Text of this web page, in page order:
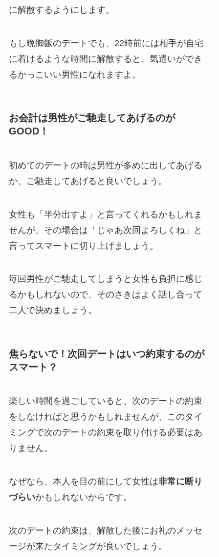
に解散するようにします。
もし晩御飯のデートでも、22時前には相手が自宅
に着けるような時間に解散すると、気遣いができ
るかっこいい男性になれますよ。
お会計は男性がご馳走してあげるのが
GOOD！
初めてのデートの時は男性が多めに出してあげる
か、ご馳走してあげると良いでしょう。
女性も「半分出すよ」と言ってくれるかもしれま
せんが、その場合は「じゃあ次回よろしくね」と
言ってスマートに切り上げましょう。
毎回男性がご馳走してしまうと女性も負担に感じ
るかもしれないので、そのさきはよく話し合って
二人で決めましょう。
焦らないで！次回デートはいつ約束するのが
スマート？
楽しい時間を過ごしていると、次のデートの約束
をしなければと思うかもしれませんが、このタイ
ミングで次のデートの約束を取り付ける必要はあ
りません。
なぜなら、本人を目の前にして女性は非常に断り
づらいかもしれないからです。
次のデートの約束は、解散した後にお礼のメッセ
ージが来たタイミングが良いでしょう。